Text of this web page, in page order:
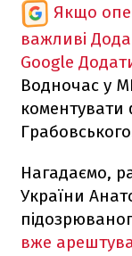
Якщо
важливі
Google
Водночас у
коментувати
Нагадаємо,
України
вже